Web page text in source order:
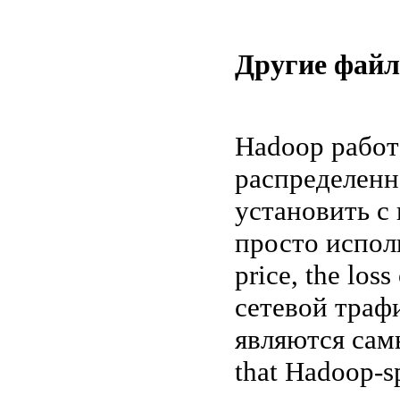
Другие
Hadoop
установить
просто
price, the
сетевой
являются
that Hadoop-